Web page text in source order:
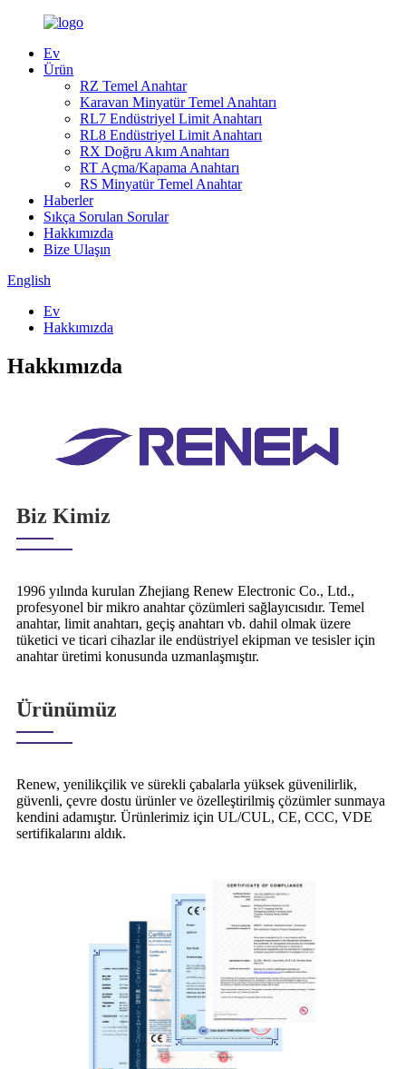
Ev
Ürün
RZ Temel Anahtar
Karavan Minyatür Temel Anahtarı
RL7 Endüstriyel Limit Anahtarı
RL8 Endüstriyel Limit Anahtarı
RX Doğru Akım Anahtarı
RT Açma/Kapama Anahtarı
RS Minyatür Temel Anahtar
Haberler
Sıkça Sorulan Sorular
Hakkımızda
Bize Ulaşın
English
Ev
Hakkımızda
Hakkımızda
Biz Kimiz
1996 yılında kurulan Zhejiang Renew Electronic Co., Ltd.,
profesyonel bir mikro anahtar çözümleri sağlayıcısıdır. Temel
anahtar, limit anahtarı, geçiş anahtarı vb. dahil olmak üzere
tüketici ve ticari cihazlar ile endüstriyel ekipman ve tesisler için
anahtar üretimi konusunda uzmanlaşmıştır.
Ürünümüz
Renew, yenilikçilik ve sürekli çabalarla yüksek güvenilirlik,
güvenli, çevre dostu ürünler ve özelleştirilmiş çözümler sunmaya
kendini adamıştır. Ürünlerimiz için UL/CUL, CE, CCC, VDE
sertifikalarını aldık.